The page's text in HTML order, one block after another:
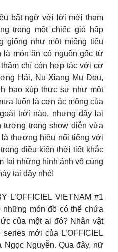
bất ngờ với lời mời tham
trong một chiếc giỏ hấp
giống như một miếng tiểu
là món ăn có nguồn gốc từ
chí còn hợp tác với cơ
Hải, Nu Xiang Mu Dou,
bao xúp thực sự như một
luôn là cơn ác mộng của
trời nào, nhưng đây lại
tượng trong show diễn vừa
thương hiệu nổi tiếng với
điều kiện thời tiết khắc
lại những hình ảnh vô cùng
tại đây nhé!
L’OFFICIEL VIETNAM #1
món đồ có thể chứa
của một ai đó? Nhân vật
mới của L’OFFICIEL
Ngọc Nguyễn. Qua đây, nữ